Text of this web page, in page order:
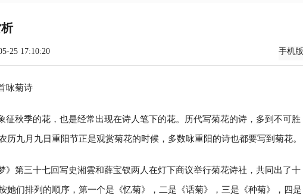
25 17:10:20 手机版
咏菊诗
征秋季的花，也是经常出现在诗人笔下的花。历代写菊花的诗，多到不可胜
历九月九日重阳节正是观赏菊花的时候，多数咏重阳的诗也都要写到菊花。
》第三十七回写史湘雲和薛宝钗两人在灯下商议举行菊花诗社，共同出了十
她们排列的顺序，第一个是《忆菊》，二是《话菊》，三是《种菊》，四是